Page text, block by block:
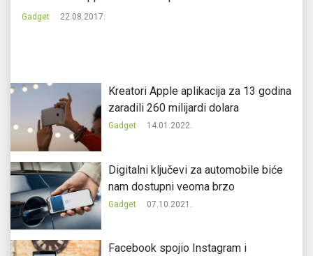
Gadget 22.08.2017.
Kreatori Apple aplikacija za 13 godina
zaradili 260 milijardi dolara
Gadget 14.01.2022.
Digitalni ključevi za automobile biće
nam dostupni veoma brzo
Gadget 07.10.2021.
Facebook spojio Instagram i